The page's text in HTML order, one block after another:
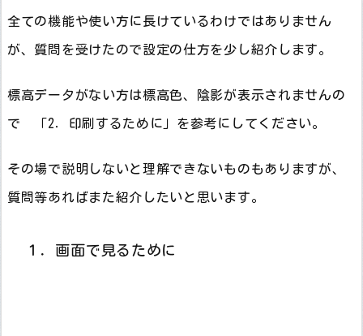
全ての機能や使い方に長けているわけではありません
が、質問を受けたので設定の仕方を少し紹介します。
標高データがない方は標高色、陰影が表示されませんの
で 「2．印刷するために」を参考にしてください。
その場で説明しないと理解できないものもありますが、
質問等あればまた紹介したいと思います。
１．画面で見るために